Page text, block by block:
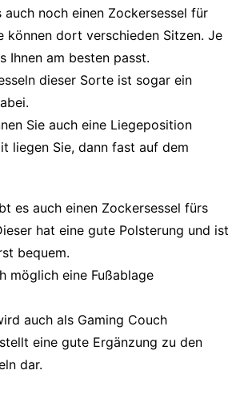
noch einen Zockersessel für
können dort verschieden Sitzen. Je
Ihnen am besten passt.
dieser Sorte ist sogar ein
Sie auch eine Liegeposition
liegen Sie, dann fast auf dem
es auch einen Zockersessel fürs
hat eine gute Polsterung und ist
bequem.
möglich eine Fußablage
auch als Gaming Couch
eine gute Ergänzung zu den
dar.